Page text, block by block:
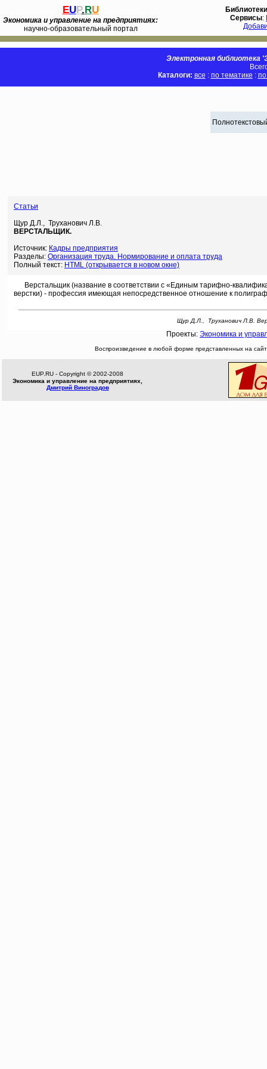
EUP.RU
Экономика и управление на предприятиях:
научно-образовательный портал
Библиотеки
Сервисы:
Электронная библиотека
Каталоги: все : по тематике :
Статьи
Щур Д.Л., Труханович Л.В.
ВЕРСТАЛЬЩИК.
Источник: Кадры предприятия
Разделы: Организация труда. Нормирование и оплата труда
Полный текст: HTML (открывается в новом окне)
Верстальщик (название в соответствии с «Единым тарифно-
верстки) - профессия имеющая непосредственное отношение к
Щур Д.Л., Труханович Л.В.
Проекты: Экономика и
Воспроизведение в любой форме представленных на
EUP.RU - Copyright © 2002-2008
Экономика и управление на предприятиях,
Дмитрий Виноградов